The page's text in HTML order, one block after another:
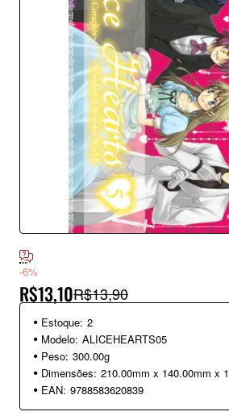
-6%
R$13,10R$13,90
Estoque: 2
Modelo: ALICEHEARTS05
Peso: 300.00g
Dimensões: 210.00mm x 140.00mm x
EAN: 9788583620839